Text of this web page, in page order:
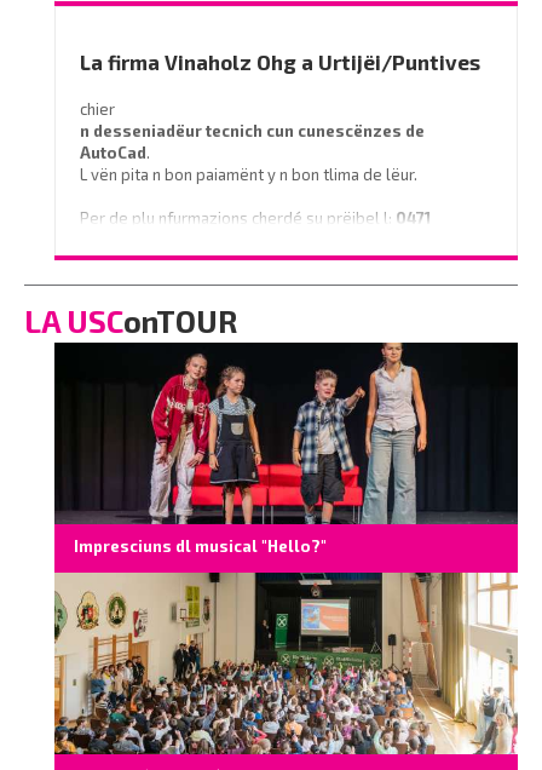
info@miramontihotel.it
o telefoné al
La firma Vinaholz Ohg a Urtijëi/Puntives
chier
n desseniadëur tecnich cun cunescënzes de
AutoCad.
L vën pita n bon paiamënt y n bon tlima de lëur.
Per de plu nfurmazions cherdé su prëibel l: 0471
o scrì na e-mail a
info@vinaholz.com
LA USConTOUR
Impresciuns dl musical "Hello?"